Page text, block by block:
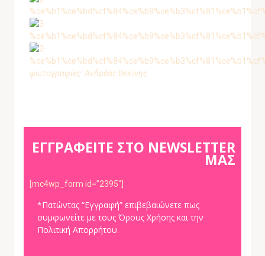
φωτογραφίες: Ανδρέας Βεκίνης
ΕΓΓΡΑΦΕΙΤΕ ΣΤΟ NEWSLETTER
ΜΑΣ
[mc4wp_form id=”2395″]
*Πατώντας “Εγγραφή” επιβεβαιώνετε πως
συμφωνείτε με τους Όρους Χρήσης και την
Πολιτική Απορρήτου.